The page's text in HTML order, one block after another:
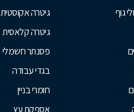
גוף
גיטרה אקוסטית
גיטרה קלאסית
פסנתר חשמלי
בגדי עבודה
חומרי בניין
אספקת עץ